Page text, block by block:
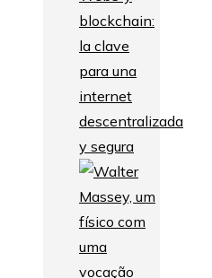
blockchain:
la clave
para una
internet
descentralizada
y segura